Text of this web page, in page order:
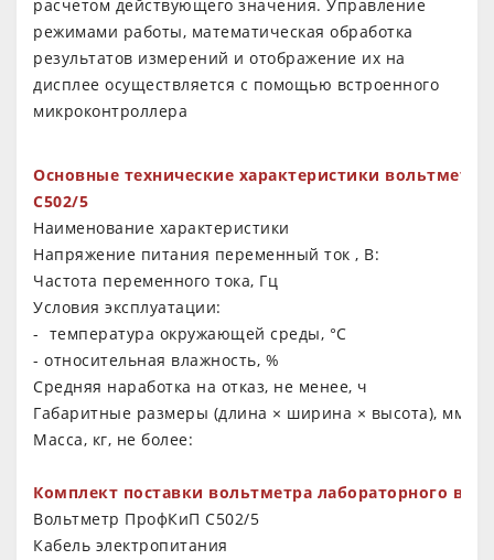
расчетом действующего значения. Управление
режимами работы, математическая обработка
результатов измерений и отображение их на
дисплее осуществляется с помощью встроенного
микроконтроллера
Основные технические характеристики
С502/5
Наименование характеристики
Напряжение питания переменный ток , В:
Частота переменного тока, Гц
Условия эксплуатации:
- температура окружающей среды, °С
- относительная влажность, %
Средняя наработка на отказ, не менее, ч
Габаритные размеры (длина × ширина × высота), мм,
Масса, кг, не более:
Комплект поставки вольтметра лабораторного
Вольтметр ПрофКиП С502/5
Кабель электропитания